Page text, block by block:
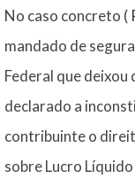
No caso concreto (
mandado de
Federal que deixou
declarado a
contribuinte o
sobre Lucro